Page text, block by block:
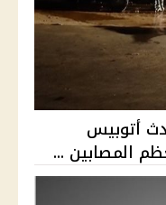
13 في حادث أتوبيس
المصابين ...